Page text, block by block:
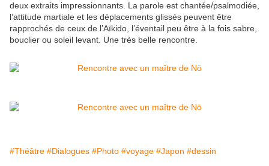
deux extraits impressionnants. La parole est chantée/psalmodiée,
l’attitude martiale et les déplacements glissés peuvent être
rapprochés de ceux de l’Aïkido, l’éventail peu être à la fois sabre,
bouclier ou soleil levant. Une très belle rencontre.
#Théâtre #Dialogues #Photo #voyage #Japon #dessin